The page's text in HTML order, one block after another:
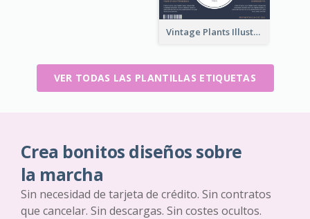
Vintage Plants Illustration Wine Label
VER TODAS LAS PLANTILLAS ETIQUETAS
Crea bonitos diseños sobre
la marcha
Sin necesidad de tarjeta de crédito. Sin contratos
que cancelar. Sin descargas. Sin costes ocultos.